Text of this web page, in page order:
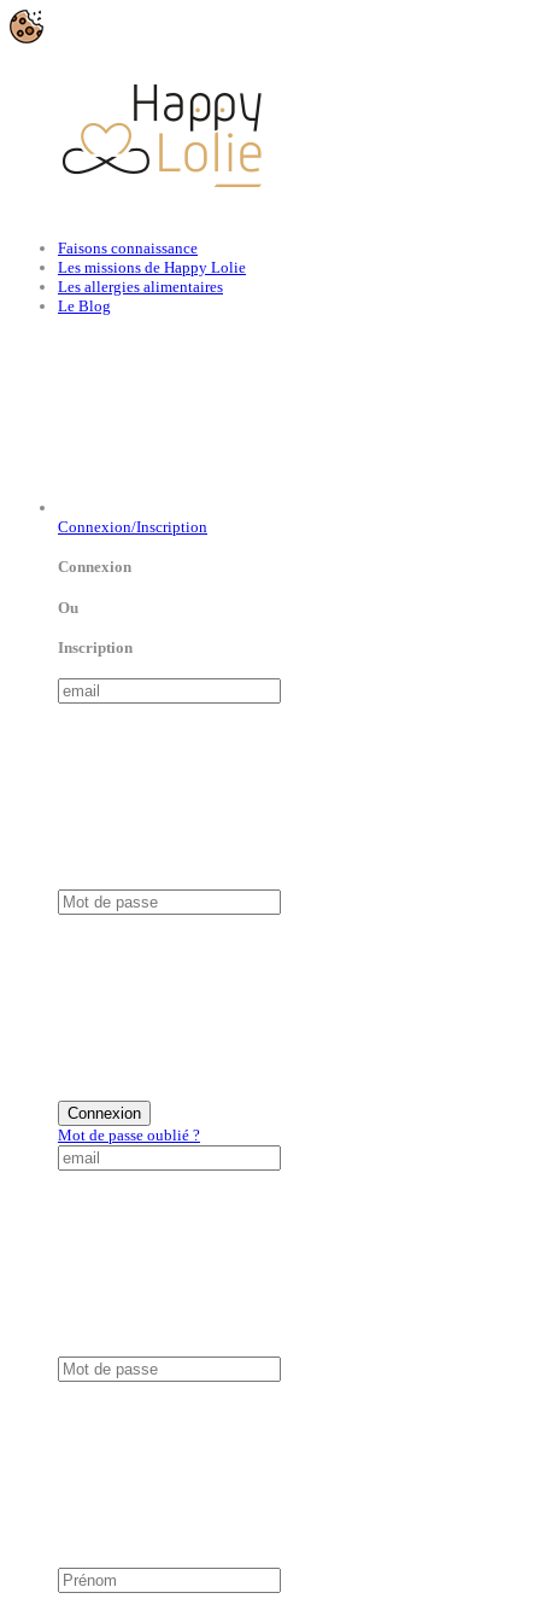
Faisons connaissance
Les missions de Happy Lolie
Les allergies alimentaires
Le Blog
Connexion/Inscription
Connexion
Ou
Inscription
Connexion
Mot de passe oublié ?